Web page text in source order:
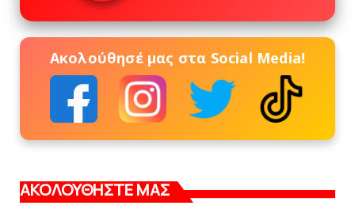
Ακολούθησέ μας στα Social Media!
ΑΚΟΛΟΥΘΗΣΤΕ ΜΑΣ